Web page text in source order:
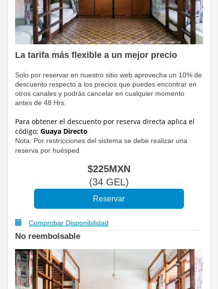
La tarifa más flexible a un mejor precio
Solo por reservar en nuestro sitio web aprovecha un 10% de
descuento respecto a los precios que puedes encontrar en
otros canales y podrás cancelar en cualquier momento
antes de 48 Hrs.
Para obtener el descuento por reserva directa aplica el
código: Guaya Directo
Nota: Por restricciones del sistema se debe realizar una
reserva por huésped
$225MXN
(34 GEL)
Comprobar Disponibilidad
No reembolsable